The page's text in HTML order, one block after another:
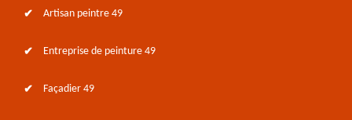
Artisan peintre 49
Entreprise de peinture 49
Façadier 49